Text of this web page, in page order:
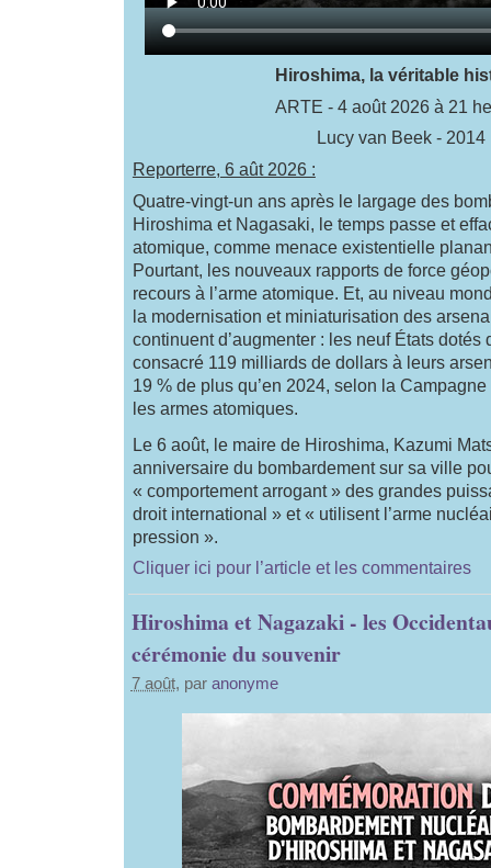
Hiroshima, la véritable
ARTE - 4 août 2026 à 21
Lucy van Beek - 2014
Reporterre, 6 aût 2026 :
Quatre-vingt-un ans après le largage des
Hiroshima et Nagasaki, le temps passe et
atomique, comme menace existentielle
Pourtant, les nouveaux rapports de force
recours à l’arme atomique. Et, au niveau
la modernisation et miniaturisation des
continuent d’augmenter : les neuf États dotés
consacré 119 milliards de dollars à leurs
19 % de plus qu’en 2024, selon la
les armes atomiques.
Le 6 août, le maire de Hiroshima, Kazumi
anniversaire du bombardement sur sa ville
« comportement arrogant » des grandes
droit international » et « utilisent l’arme
pression ».
Cliquer ici pour l’article et les commentaires
Hiroshima et Nagazaki - les
cérémonie du souvenir
7 août, par anonyme